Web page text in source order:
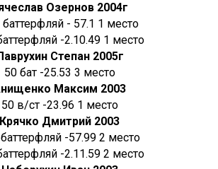
Озернов 2004г
баттерфляй - 57.1 1 место
-2.10.49 1 место
Степан 2005г
50 бат -25.53 3 место
Максим 2003
50 в/ст -23.96 1 место
Крячко Дмитрий 2003
-57.99 2 место
-2.11.59 2 место